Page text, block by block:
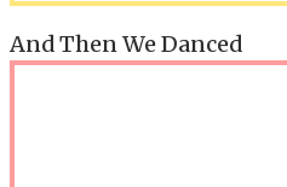
And Then We Danced